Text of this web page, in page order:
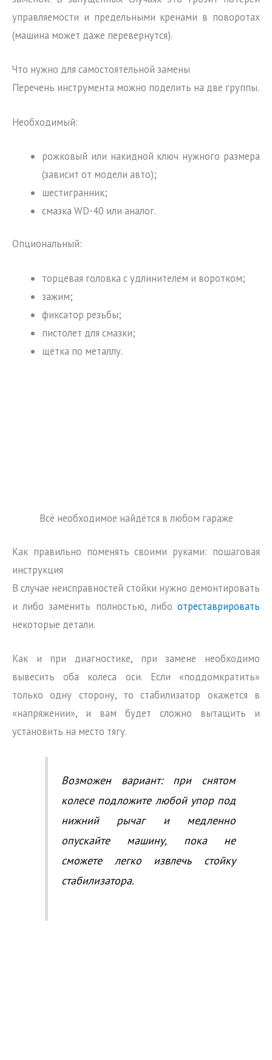
управляемости и предельными кренами в поворотах
(машина может даже перевернутся).
Что нужно для самостоятельной замены
Перечень инструмента можно поделить на две группы.
Необходимый:
рожковый или накидной ключ нужного размера
(зависит от модели авто);
шестигранник;
смазка WD-40 или аналог.
Опциональный:
торцевая головка с удлинителем и воротком;
зажим;
фиксатор резьбы;
пистолет для смазки;
щётка по металлу.
Всё необходимое найдётся в любом гараже
Как правильно поменять своими руками: пошаговая
инструкция
В случае неисправностей стойки нужно демонтировать
и либо заменить полностью, либо отреставрировать
некоторые детали.
Как и при диагностике, при замене необходимо
вывесить оба колеса оси. Если «поддомкратить»
только одну сторону, то стабилизатор окажется в
«напряжении», и вам будет сложно вытащить и
установить на место тягу.
Возможен вариант: при снятом
колесе подложите любой упор под
нижний рычаг и медленно
опускайте машину, пока не
сможете легко извлечь стойку
стабилизатора.